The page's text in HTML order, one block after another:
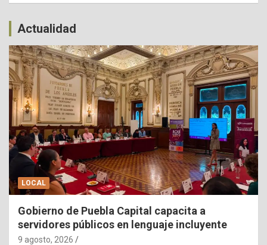
Actualidad
LOCAL
Gobierno de Puebla Capital capacita a
servidores públicos en lenguaje incluyente
9 agosto, 2026